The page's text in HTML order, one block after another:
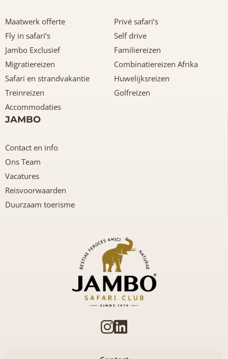
Maatwerk offerte
Privé safari’s
Fly in safari’s
Self drive
Jambo Exclusief
Familiereizen
Migratiereizen
Combinatiereizen Afrika
Safari en strandvakantie
Huwelijksreizen
Treinreizen
Golfreizen
Accommodaties
JAMBO
Contact en info
Ons Team
Vacatures
Reisvoorwaarden
Duurzaam toerisme